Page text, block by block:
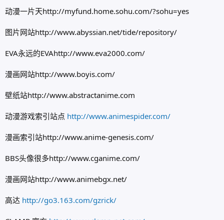
动漫一片天http://myfund.home.sohu.com/?sohu=yes
图片网站http://www.abyssian.net/tide/repository/
EVA永远的EVAhttp://www.eva2000.com/
漫画网站http://www.boyis.com/
壁纸站http://www.abstractanime.com
动漫游戏索引站点 http://www.animespider.com/
漫画索引站http://www.anime-genesis.com/
BBS头像很多http://www.cganime.com/
漫画网站http://www.animebgx.net/
高达 http://go3.163.com/gzrick/